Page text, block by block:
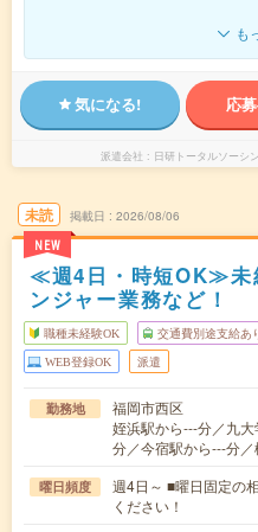
も
気になる! 応
派遣会社 日研トータルソーシ
未読
NEW
掲載日 2026/08/06
≪週4日・時短OK≫未
ンジャー業務など！
職種未経験OK 交通費別途支給あ
WEB登録OK 派遣
勤務地
福岡市西区
姪浜駅から---分／九
分／今宿駅から---分
曜日頻度
週4日～ ■曜日固定の
ください！